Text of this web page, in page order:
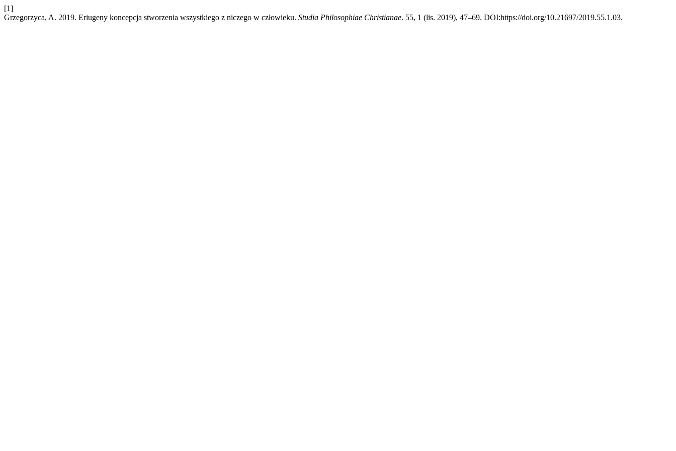
[1]
Grzegorzyca, A. 2019. Eriugeny koncepcja stworzenia wszystkiego z niczego w człowieku. Studia Philosophiae Christianae. 55, 1 (lis. 2019), 47–69. DOI:https://doi.org/10.21697/2019.55.1.03.